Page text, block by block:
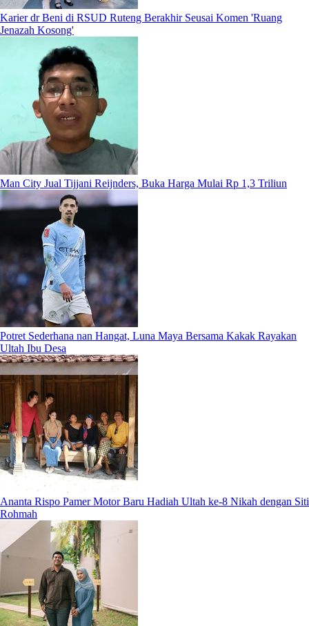
Karier dr Beni di RSUD Ruteng Berakhir Seusai Komen 'Ruang
Jenazah Kosong'
Man City Jual Tijjani Reijnders, Buka Harga Mulai Rp 1,3 Triliun
Potret Sederhana nan Hangat, Luna Maya Bersama Kakak Rayakan
Ultah Ibu Desa
Ananta Rispo Pamer Motor Baru Hadiah Ultah ke-8 Nikah dengan Siti
Rohmah